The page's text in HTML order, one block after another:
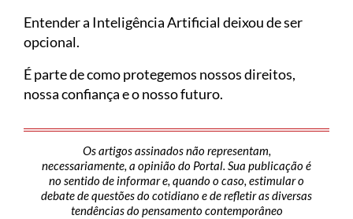
Entender a Inteligência Artificial deixou de ser
opcional.
É parte de como protegemos nossos direitos,
nossa confiança e o nosso futuro.
Os artigos assinados não representam,
necessariamente, a opinião do Portal. Sua publicação é
no sentido de informar e, quando o caso, estimular o
debate de questões do cotidiano e de refletir as diversas
tendências do pensamento contemporâneo